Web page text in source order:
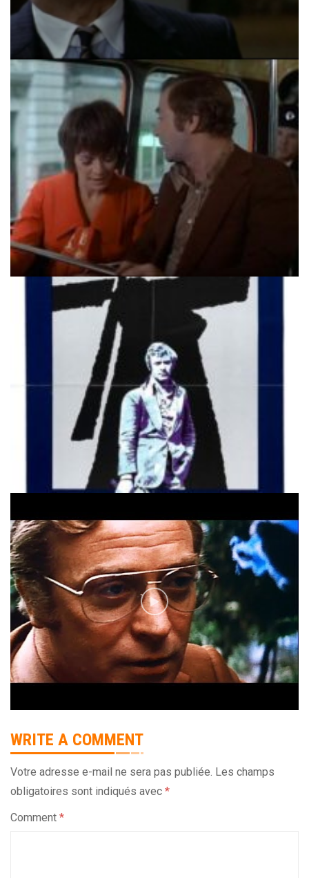
WRITE A COMMENT
Votre adresse e-mail ne sera pas publiée. Les champs
obligatoires sont indiqués avec *
Comment *